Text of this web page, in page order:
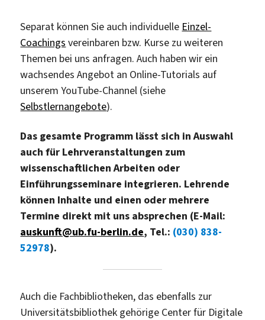
Separat können Sie auch individuelle Einzel-
Coachings vereinbaren bzw. Kurse zu weiteren
Themen bei uns anfragen. Auch haben wir ein
wachsendes Angebot an Online-Tutorials auf
unserem YouTube-Channel (siehe
Selbstlernangebote).
Das gesamte Programm lässt sich in Auswahl
auch für Lehrveranstaltungen zum
wissenschaftlichen Arbeiten oder
Einführungsseminare integrieren. Lehrende
können Inhalte und einen oder mehrere
Termine direkt mit uns absprechen (E-Mail:
auskunft@ub.fu-berlin.de, Tel.: (030) 838-
52978).
Auch die Fachbibliotheken, das ebenfalls zur
Universitätsbibliothek gehörige Center für Digitale